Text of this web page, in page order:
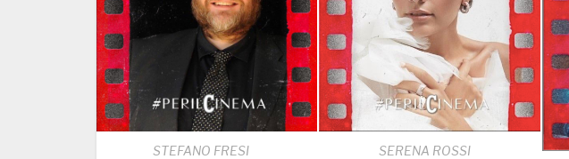
STEFANO FRESI
SERENA ROSSI